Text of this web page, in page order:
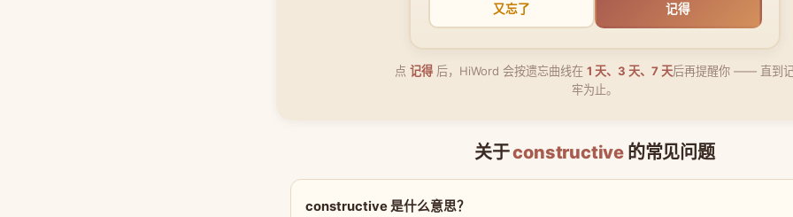
又忘了 记得
点 记得 后，HiWord 会按遗忘曲线在 1 天、3 天、7 天后再提醒你 —— 直到
牢为止。
关于constructive 的常见问题
constructive 是什么意思？